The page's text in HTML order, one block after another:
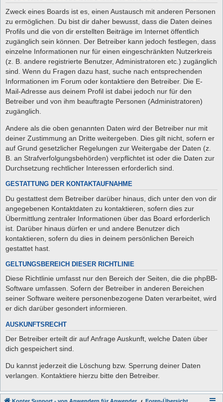
Zweck eines Boards ist es, einen Austausch mit anderen Personen
zu ermöglichen. Du bist dir daher bewusst, dass die Daten deines
Profils und die von dir erstellten Beiträge im Internet öffentlich
zugänglich sein können. Der Betreiber kann jedoch festlegen, dass
einzelne Informationen nur für einen eingeschränkten Nutzerkreis
(z. B. andere registrierte Benutzer, Administratoren etc.) zugänglich
sind. Wenn du Fragen dazu hast, suche nach entsprechenden
Informationen im Forum oder kontaktiere den Betreiber. Die E-
Mail-Adresse aus deinem Profil ist dabei jedoch nur für den
Betreiber und von ihm beauftragte Personen (Administratoren)
zugänglich.
Andere als die oben genannten Daten wird der Betreiber nur mit
deiner Zustimmung an Dritte weitergeben. Dies gilt nicht, sofern er
auf Grund gesetzlicher Regelungen zur Weitergabe der Daten (z.
B. an Strafverfolgungsbehörden) verpflichtet ist oder die Daten zur
Durchsetzung rechtlicher Interessen erforderlich sind.
GESTATTUNG DER KONTAKTAUFNAHME
Du gestattest dem Betreiber darüber hinaus, dich unter den von dir
angegebenen Kontaktdaten zu kontaktieren, sofern dies zur
Übermittlung zentraler Informationen über das Board erforderlich
ist. Darüber hinaus dürfen er und andere Benutzer dich
kontaktieren, sofern du dies in deinem persönlichen Bereich
gestattet hast.
GELTUNGSBEREICH DIESER RICHTLINIE
Diese Richtlinie umfasst nur den Bereich der Seiten, die die phpBB-
Software umfassen. Sofern der Betreiber in anderen Bereichen
seiner Software weitere personenbezogene Daten verarbeitet, wird
er dich darüber gesondert informieren.
AUSKUNFTSRECHT
Der Betreiber erteilt dir auf Anfrage Auskunft, welche Daten über
dich gespeichert sind.
Du kannst jederzeit die Löschung bzw. Sperrung deiner Daten
verlangen. Kontaktiere hierzu bitte den Betreiber.